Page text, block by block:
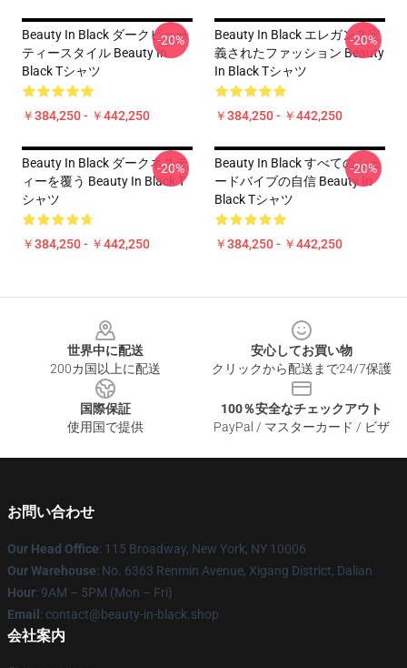
Beauty In Black ダークビュー
ティースタイル Beauty In
Black Tシャツ
￥384,250 - ￥442,250
-20%
Beauty In Black エレガンス定
義されたファッション Beauty
In Black Tシャツ
￥384,250 - ￥442,250
-20%
Beauty In Black ダークネステ
ィーを覆う Beauty In Black T
シャツ
￥384,250 - ￥442,250
-20%
Beauty In Black すべてのシェ
ードバイブの自信 Beauty In
Black Tシャツ
￥384,250 - ￥442,250
-20%
世界中に配送
200カ国以上に配送
安心してお買い物
クリックから配送まで24/7保護
国際保証
使用国で提供
100％安全なチェックアウト
PayPal / マスターカード / ビザ
お問い合わせ
Our Head Office: 115 Broadway, New York, NY 10006
Our Warehouse: No. 6363 Renmin Avenue, Xigang District, Dalian
Hour: 9AM – 5PM (Mon – Fri)
Email : contact@beauty-in-black.shop
会社案内